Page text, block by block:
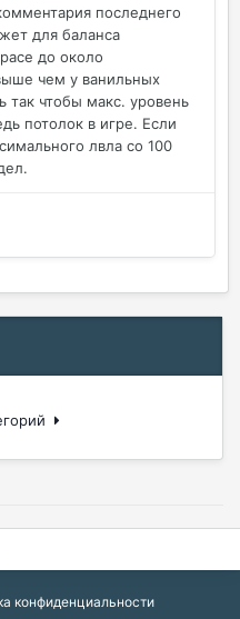
последнего
для баланса
до около
чем у ванильных
так чтобы макс. уровень
потолок в игре. Если
лвла со 100
конфиденциальности